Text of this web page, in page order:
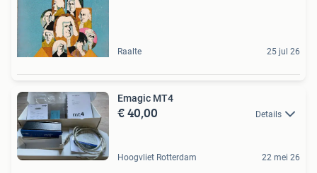
Raalte 25 jul 26
Emagic MT4
€ 40,00 Details
Hoogvliet Rotterdam 22 mei 26